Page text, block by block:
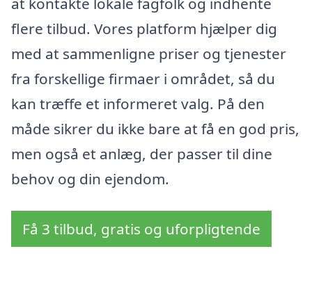
flere tilbud. Vores platform hjælper dig
med at sammenligne priser og tjenester
fra forskellige firmaer i området, så du
kan træffe et informeret valg. På den
måde sikrer du ikke bare at få en god pris,
men også et anlæg, der passer til dine
behov og din ejendom.
Få 3 tilbud, gratis og uforpligtende